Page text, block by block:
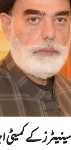
کے کمیٹی